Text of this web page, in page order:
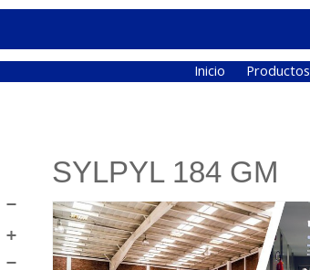
Inicio Productos
SYLPYL 184 GM